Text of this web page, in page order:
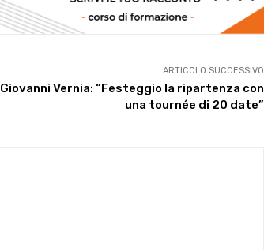
ARTICOLO SUCCESSIVO
Giovanni Vernia: “Festeggio la ripartenza con
una tournée di 20 date”